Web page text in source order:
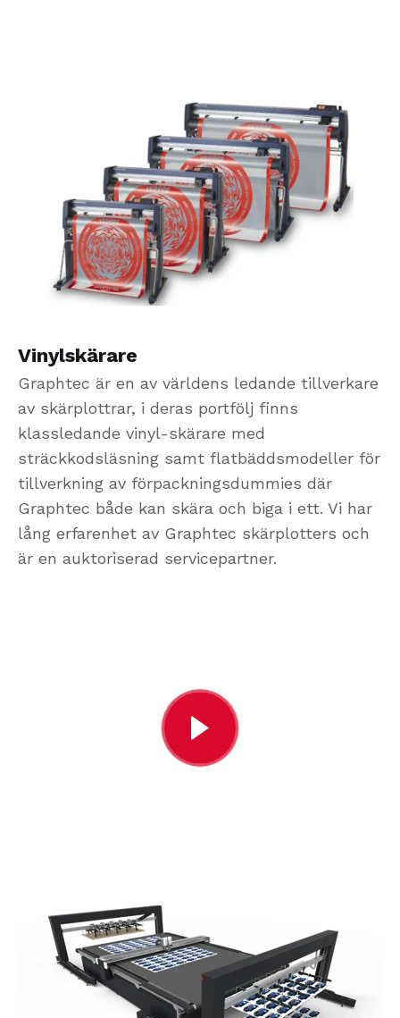
Vinylskärare
Graphtec är en av världens ledande tillverkare
av skärplottrar, i deras portfölj finns
klassledande vinyl-skärare med
sträckkodsläsning samt flatbäddsmodeller för
tillverkning av förpackningsdummies där
Graphtec både kan skära och biga i ett. Vi har
lång erfarenhet av Graphtec skärplotters och
är en auktoriserad servicepartner.